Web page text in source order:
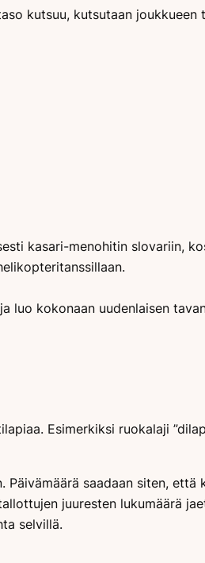
kutsuu, kutsutaan joukkueen
kasari-menohitin slovariin,
luo kokonaan uudenlaisen
Esimerkiksi ruokalaji
saadaan siten, että
juuresten lukumäärä
selvillä.